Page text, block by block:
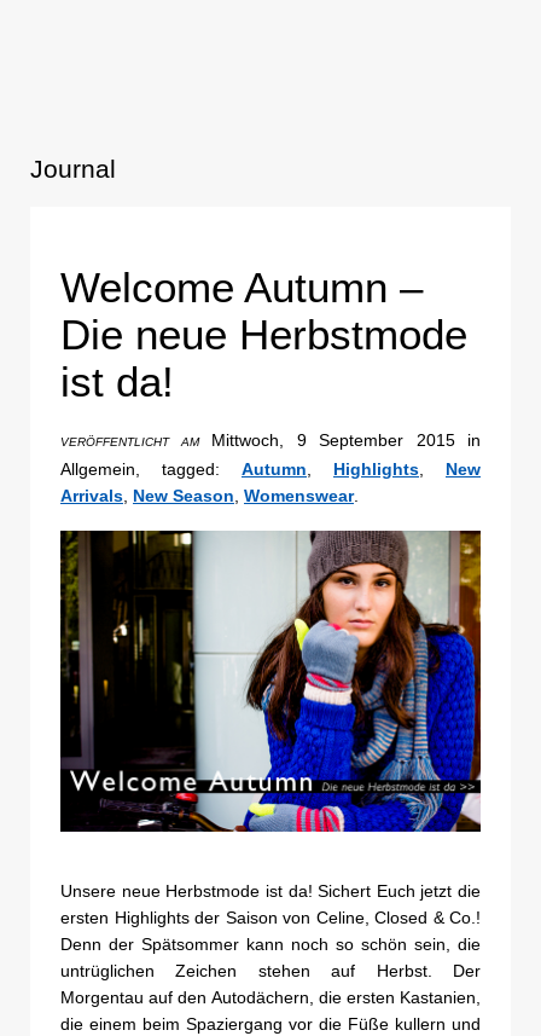
Journal
Welcome Autumn –
Die neue Herbstmode
ist da!
VERÖFFENTLICHT AMMittwoch, 9 September 2015 in
Allgemein, tagged: Autumn, Highlights, New
Arrivals, New Season, Womenswear.
Unsere neue Herbstmode ist da! Sichert Euch jetzt die
ersten Highlights der Saison von Celine, Closed & Co.!
Denn der Spätsommer kann noch so schön sein, die
untrüglichen Zeichen stehen auf Herbst. Der
Morgentau auf den Autodächern, die ersten Kastanien,
die einem beim Spaziergang vor die Füße kullern und